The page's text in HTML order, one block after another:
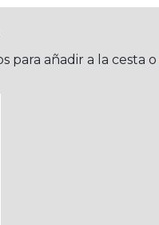
para añadir a la cesta o